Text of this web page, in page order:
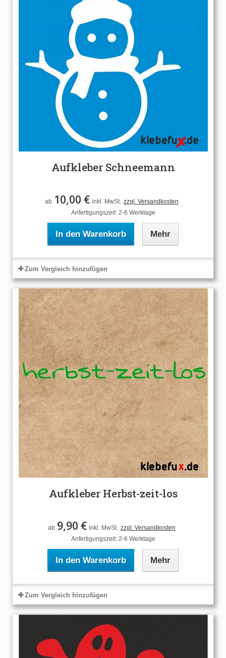
Aufkleber Schneemann
ab 10,00 € inkl. MwSt. zzgl. Versandkosten
Anfertigungszeit: 2-6 Werktage
In den Warenkorb Mehr
Zum Vergleich hinzufügen
Aufkleber Herbst-zeit-los
ab 9,90 € inkl. MwSt. zzgl. Versandkosten
Anfertigungszeit: 2-6 Werktage
In den Warenkorb Mehr
Zum Vergleich hinzufügen